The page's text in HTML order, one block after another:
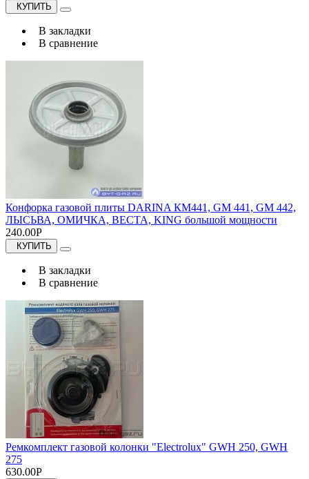
КУПИТЬ
В закладки
В сравнение
Конфорка газовой плиты DARINA КМ441, GM 441, GM 442,
ЛЫСЬВА, ОМИЧКА, ВЕСТА, KING большой мощности
240.00Р
КУПИТЬ
В закладки
В сравнение
Ремкомплект газовой колонки "Electrolux" GWH 250, GWH
275
630.00Р